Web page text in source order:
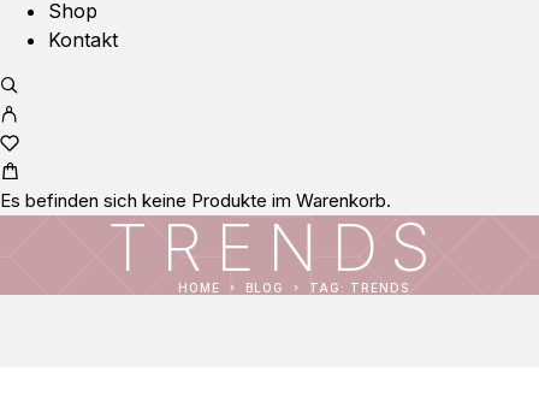
Shop
Kontakt
Es befinden sich keine Produkte im Warenkorb.
TRENDS
HOME BLOG TAG: TRENDS